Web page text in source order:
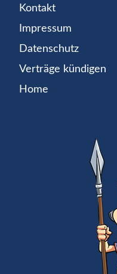
Kontakt
Impressum
Datenschutz
Verträge kündigen
Home